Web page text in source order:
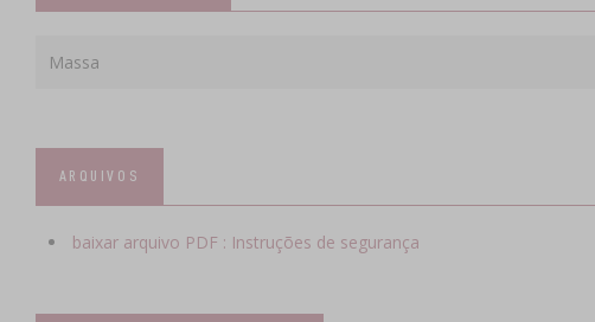
Massa
ARQUIVOS
baixar arquivo PDF : Instruções de segurança